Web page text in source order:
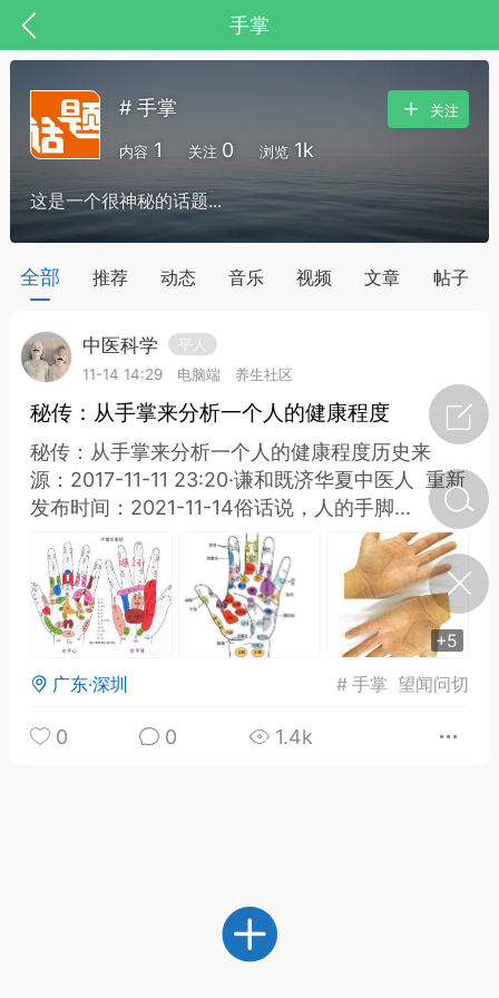
手掌
，华夏中医人：家门口的中医人！
节气气象
·特急预警】关
节返乡期间“闪
急提示
0
如何购买【理肺清瘟膏】
小海（HAi）
谷气行、营卫通：内经视角
下的脾胃调养要义
# 手掌
内容 1 关注 0 浏览 1k
关注
这是一个很神秘的话题...
全部 推荐 动态 音乐 视频 文章 帖子
中医科学
平人
11-14 14:29
电脑端 养生社区
秘传：从手掌来分析一个人的健康程度
秘传：从手掌来分析一个人的健康程度历史来
源：2017-11-11 23:20·谦和既济华夏中医人 重新
发布时间：2021-11-14俗话说，人的手脚...
+5
广东·深圳 #手掌 望闻问切
0 0 1.4k